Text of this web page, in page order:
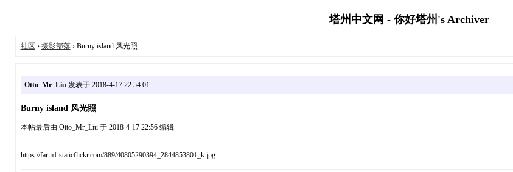
塔州中文网 - 你好塔州's Archiver
社区 › 摄影部落› Burny island 风光照
Otto_Mr_Liu发表于 2018-4-17 22:54:01
Burny island 风光照
本帖最后由 Otto_Mr_Liu 于 2018-4-17 22:56 编辑
https://farm1.staticflickr.com/889/40805290394_2844853801_k.jpg